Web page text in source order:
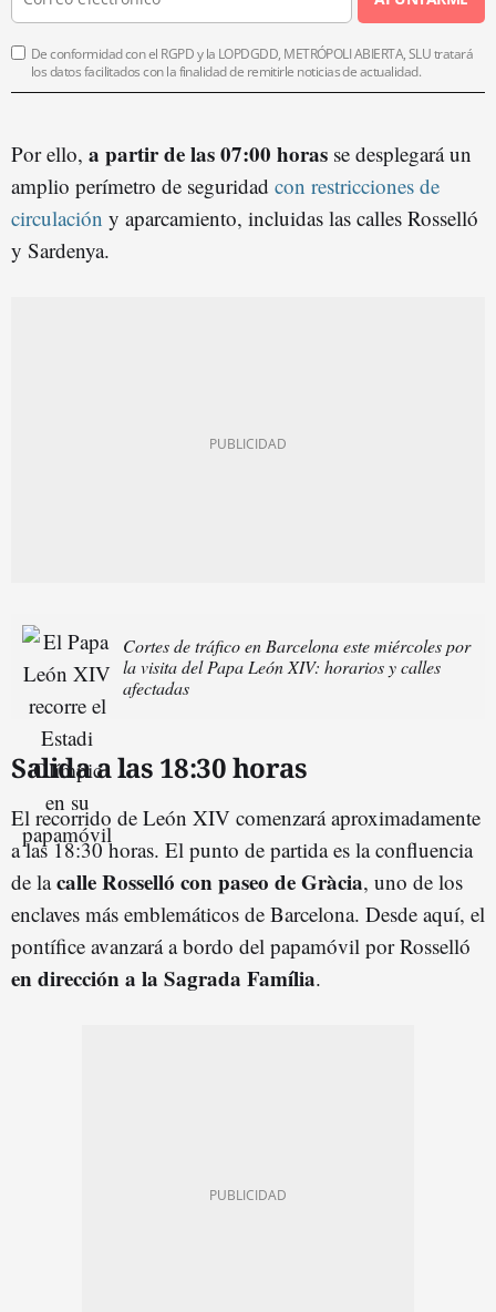
De conformidad con el RGPD y la LOPDGDD, METRÓPOLI ABIERTA, SLU tratará
los datos facilitados con la finalidad de remitirle noticias de actualidad.
Por ello, a partir de las 07:00 horas se desplegará un
amplio perímetro de seguridad con restricciones de
circulación y aparcamiento, incluidas las calles Rosselló
y Sardenya.
Cortes de tráfico en Barcelona este miércoles por
la visita del Papa León XIV: horarios y calles
afectadas
Salida a las 18:30 horas
El recorrido de León XIV comenzará aproximadamente
a las 18:30 horas. El punto de partida es la confluencia
de lacalle Rosselló con paseo de Gràcia, uno de los
enclaves más emblemáticos de Barcelona. Desde aquí, el
pontífice avanzará a bordo del papamóvil por Rosselló
en dirección a la Sagrada Família.